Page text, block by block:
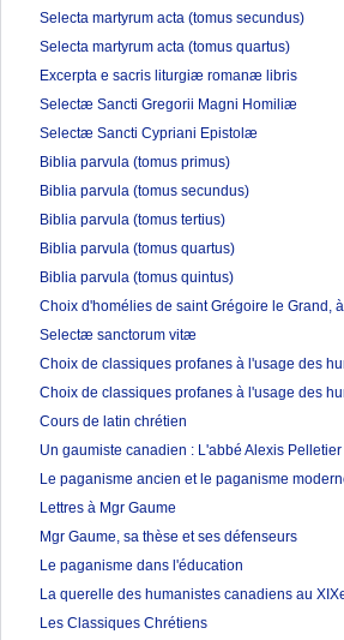
Selecta martyrum acta (tomus secundus)
Selecta martyrum acta (tomus quartus)
Excerpta e sacris liturgiæ romanæ libris
Selectæ Sancti Gregorii Magni Homiliæ
Selectæ Sancti Cypriani Epistolæ
Biblia parvula (tomus primus)
Biblia parvula (tomus secundus)
Biblia parvula (tomus tertius)
Biblia parvula (tomus quartus)
Biblia parvula (tomus quintus)
Choix d'homélies de saint Grégoire le Grand,
Selectæ sanctorum vitæ
Choix de classiques profanes à l'usage des
Choix de classiques profanes à l'usage des
Cours de latin chrétien
Un gaumiste canadien : L'abbé Alexis Pelletier
Le paganisme ancien et le paganisme
Lettres à Mgr Gaume
Mgr Gaume, sa thèse et ses défenseurs
Le paganisme dans l'éducation
La querelle des humanistes canadiens au
Les Classiques Chrétiens